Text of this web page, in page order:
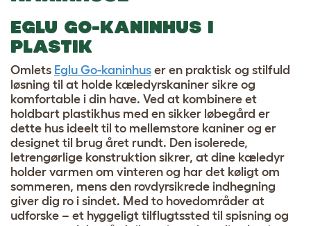
EGLU GO-KANINHUS I
PLASTIK
Omlets Eglu Go-kaninhus er en praktisk og stilfuld
løsning til at holde kæledyrskaniner sikre og
komfortable i din have. Ved at kombinere et
holdbart plastikhus med en sikker løbegård er
dette hus ideelt til to mellemstore kaniner og er
designet til brug året rundt. Den isolerede,
letrengørlige konstruktion sikrer, at dine kæledyr
holder varmen om vinteren og har det køligt om
sommeren, mens den rovdyrsikrede indhegning
giver dig ro i sindet. Med to hovedområder at
udforske – et hyggeligt tilflugtssted til spisning og